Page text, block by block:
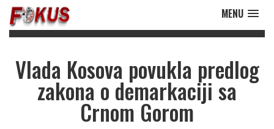
MENU
Vlada Kosova povukla predlog
zakona o demarkaciji sa
Crnom Gorom